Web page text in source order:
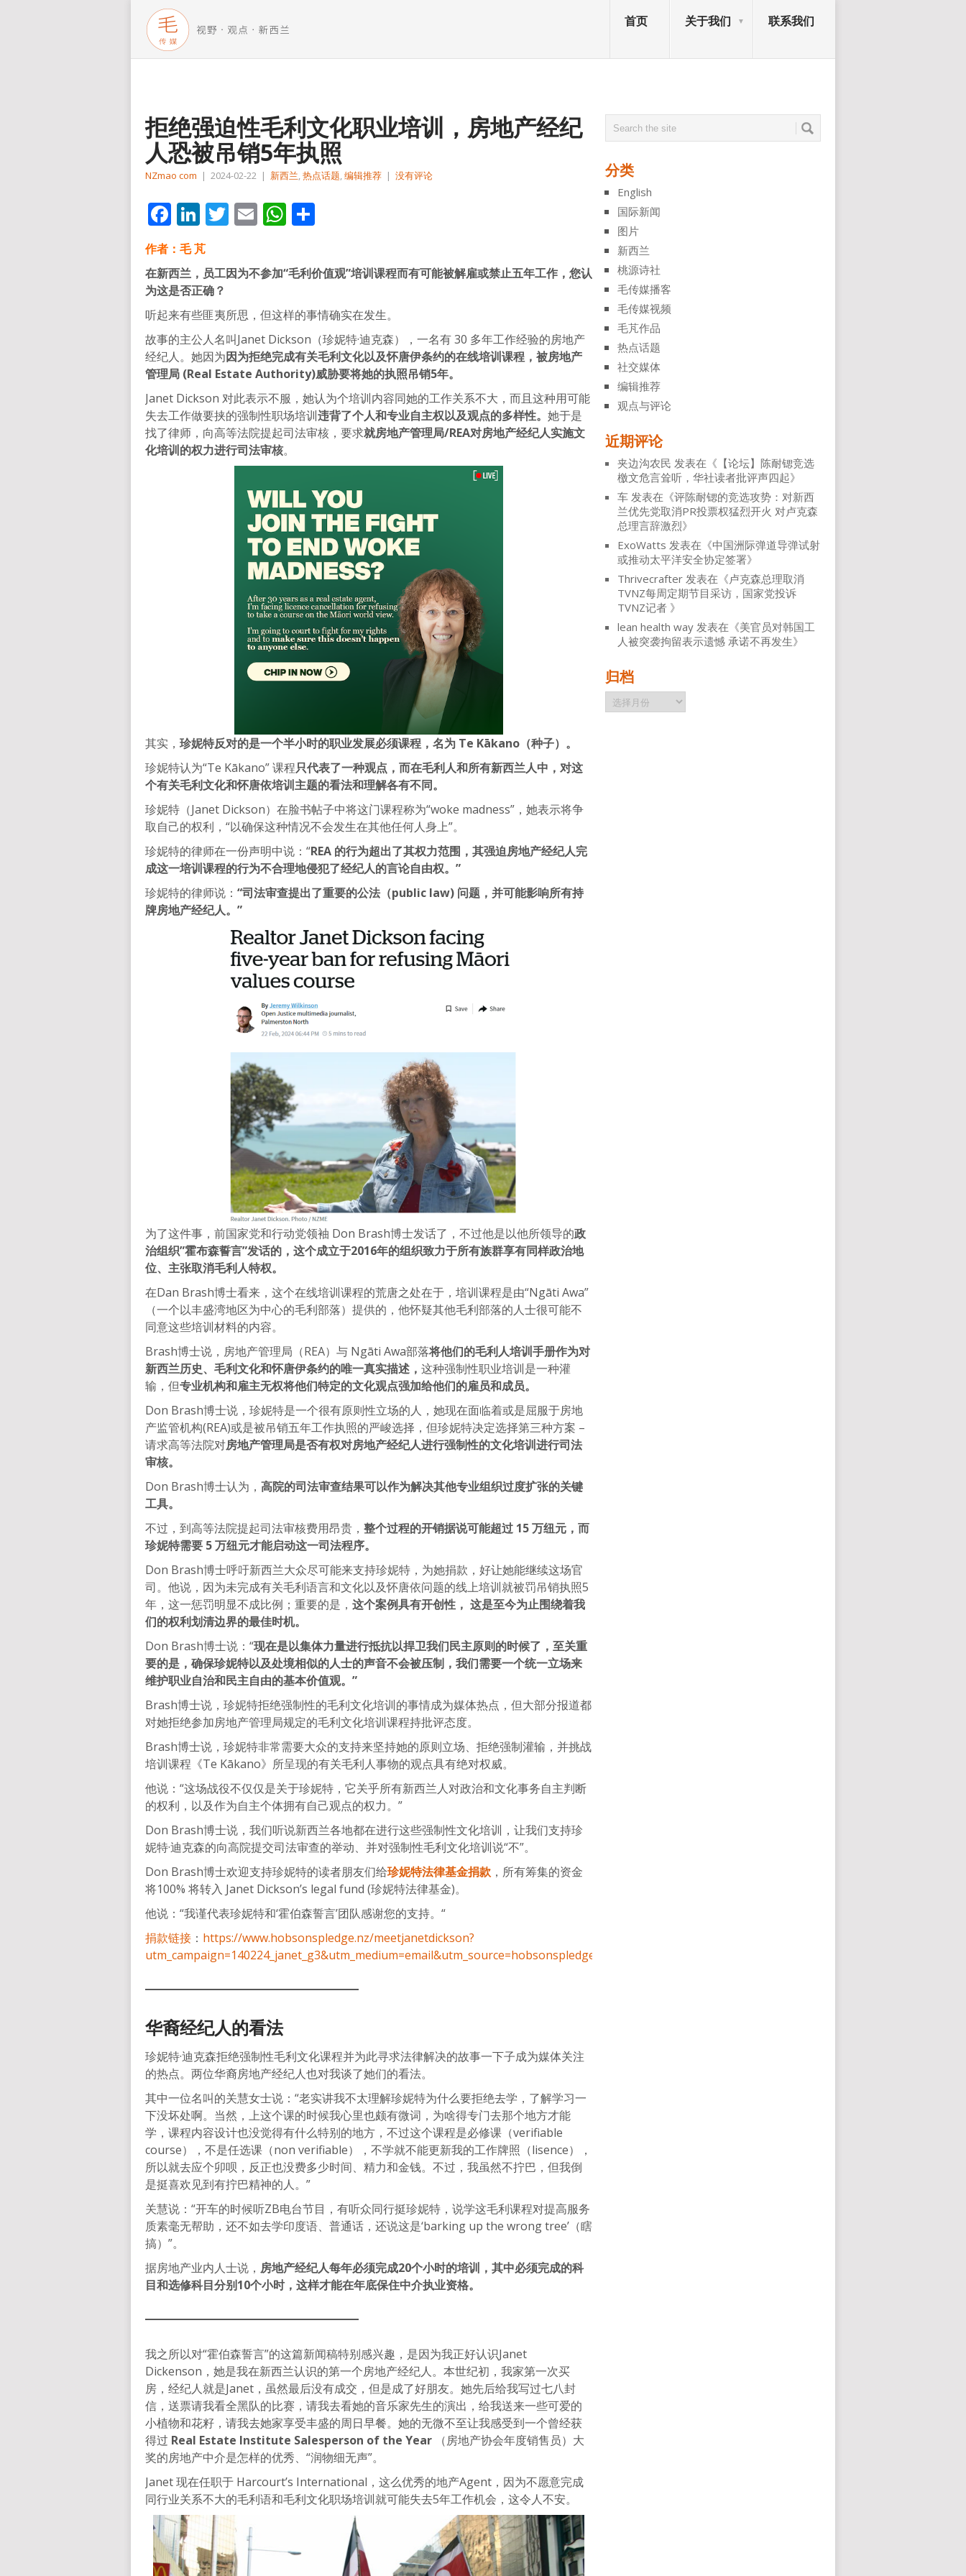
首页 关于我们 联系我们
拒绝强迫性毛利文化职业培训，房地产经纪
人恐被吊销5年执照
NZmao com | 2024-02-22 | 新西兰,热点话题,编辑推荐 | 没有评论
Facebook
LinkedIn
Twitter
EmailWhatsApp
作者：毛 芃
在新西兰，员工因为不参加“毛利价值观”培训课程而有可能被解雇或禁止五年工作，您认
为这是否正确？
听起来有些匪夷所思，但这样的事情确实在发生。
故事的主公人名叫Janet Dickson（珍妮特·迪克森），一名有 30 多年工作经验的房地产
经纪人。她因为因为拒绝完成有关毛利文化以及怀唐伊条约的在线培训课程，被房地产
管理局 (Real Estate Authority)威胁要将她的执照吊销5年。
Janet Dickson 对此表示不服，她认为个培训内容同她的工作关系不大，而且这种用可能
失去工作做要挟的强制性职场培训违背了个人和专业自主权以及观点的多样性。 她于是
找了律师，向高等法院提起司法审核，要求就房地产管理局/REA对房地产经纪人实施文
化培训的权力进行司法审核。
其实， 珍妮特反对的是一个半小时的职业发展必须课程，名为 Te Kākano（种子）。
珍妮特认为“Te Kākano” 课程只代表了一种观点，而在毛利人和所有新西兰人中，对这
个有关毛利文化和怀唐依培训主题的看法和理解各有不同。
珍妮特（Janet Dickson）在脸书帖子中将这门课程称为“woke madness”，她表示将争
取自己的权利，“以确保这种情况不会发生在其他任何人身上”。
珍妮特的律师在一份声明中说：“REA 的行为超出了其权力范围，其强迫房地产经纪人完
成这一培训课程的行为不合理地侵犯了经纪人的言论自由权。”
珍妮特的律师说： “司法审查提出了重要的公法（public law) 问题，并可能影响所有持
牌房地产经纪人。”
为了这件事，前国家党和行动党领袖 Don Brash博士发话了，不过他是以他所领导的政
治组织”霍布森誓言”发话的，这个成立于2016年的组织致力于所有族群享有同样政治地
位、主张取消毛利人特权。
在Dan Brash博士看来，这个在线培训课程的荒唐之处在于，培训课程是由“Ngāti Awa”
（一个以丰盛湾地区为中心的毛利部落）提供的，他怀疑其他毛利部落的人士很可能不
同意这些培训材料的内容。
Brash博士说，房地产管理局（REA）与 Ngāti Awa部落将他们的毛利人培训手册作为对
新西兰历史、毛利文化和怀唐伊条约的唯一真实描述， 这种强制性职业培训是一种灌
输，但专业机构和雇主无权将他们特定的文化观点强加给他们的雇员和成员。
Don Brash博士说，珍妮特是一个很有原则性立场的人，她现在面临着或是屈服于房地
产监管机构(REA)或是被吊销五年工作执照的严峻选择，但珍妮特决定选择第三种方案 –
请求高等法院对房地产管理局是否有权对房地产经纪人进行强制性的文化培训进行司法
审核。
Don Brash博士认为， 高院的司法审查结果可以作为解决其他专业组织过度扩张的关键
工具。
不过，到高等法院提起司法审核费用昂贵， 整个过程的开销据说可能超过 15 万纽元，而
珍妮特需要 5 万纽元才能启动这一司法程序。
Don Brash博士呼吁新西兰大众尽可能来支持珍妮特，为她捐款，好让她能继续这场官
司。他说，因为未完成有关毛利语言和文化以及怀唐依问题的线上培训就被罚吊销执照5
年，这一惩罚明显不成比例；重要的是， 这个案例具有开创性， 这是至今为止围绕着我
们的权利划清边界的最佳时机。
Don Brash博士说：“现在是以集体力量进行抵抗以捍卫我们民主原则的时候了，至关重
要的是，确保珍妮特以及处境相似的人士的声音不会被压制，我们需要一个统一立场来
维护职业自治和民主自由的基本价值观。”
Brash博士说，珍妮特拒绝强制性的毛利文化培训的事情成为媒体热点，但大部分报道都
对她拒绝参加房地产管理局规定的毛利文化培训课程持批评态度。
Brash博士说，珍妮特非常需要大众的支持来坚持她的原则立场、拒绝强制灌输，并挑战
培训课程《Te Kākano》所呈现的有关毛利人事物的观点具有绝对权威。
他说：“这场战役不仅仅是关于珍妮特，它关乎所有新西兰人对政治和文化事务自主判断
的权利，以及作为自主个体拥有自己观点的权力。”
Don Brash博士说，我们听说新西兰各地都在进行这些强制性文化培训，让我们支持珍
妮特·迪克森的向高院提交司法审查的举动、并对强制性毛利文化培训说“不”。
Don Brash博士欢迎支持珍妮特的读者朋友们给珍妮特法律基金捐款 ，所有筹集的资金
将100% 将转入 Janet Dickson’s legal fund (珍妮特法律基金)。
他说：“我谨代表珍妮特和‘霍伯森誓言’团队感谢您的支持。“
捐款链接 ： https://www.hobsonspledge.nz/meetjanetdickson?
utm_campaign=140224_janet_g3&utm_medium=email&utm_source=hobsonspledge
华裔经纪人的看法
珍妮特·迪克森拒绝强制性毛利文化课程并为此寻求法律解决的故事一下子成为媒体关注
的热点。两位华裔房地产经纪人也对我谈了她们的看法。
其中一位名叫的关慧女士说：“老实讲我不太理解珍妮特为什么要拒绝去学，了解学习一
下没坏处啊。当然，上这个课的时候我心里也颇有微词，为啥得专门去那个地方才能
学，课程内容设计也没觉得有什么特别的地方，不过这个课程是必修课（verifiable
course），不是任选课（non verifiable），不学就不能更新我的工作牌照（lisence），
所以就去应个卯呗，反正也没费多少时间、精力和金钱。不过，我虽然不拧巴，但我倒
是挺喜欢见到有拧巴精神的人。”
关慧说：“开车的时候听ZB电台节目，有听众同行挺珍妮特，说学这毛利课程对提高服务
质素毫无帮助，还不如去学印度语、普通话，还说这是‘barking up the wrong tree’（瞎
搞）”。
据房地产业内人士说， 房地产经纪人每年必须完成20个小时的培训，其中必须完成的科
目和选修科目分别10个小时，这样才能在年底保住中介执业资格。
我之所以对“霍伯森誓言”的这篇新闻稿特别感兴趣，是因为我正好认识Janet
Dickenson，她是我在新西兰认识的第一个房地产经纪人。本世纪初，我家第一次买
房，经纪人就是Janet，虽然最后没有成交，但是成了好朋友。她先后给我写过七八封
信，送票请我看全黑队的比赛，请我去看她的音乐家先生的演出，给我送来一些可爱的
小植物和花籽，请我去她家享受丰盛的周日早餐。她的无微不至让我感受到一个曾经获
得过 Real Estate Institute Salesperson of the Year
（房地产协会年度销售员）大
奖的房地产中介是怎样的优秀、“润物细无声”。
Janet 现在任职于 Harcourt’s International，这么优秀的地产Agent，因为不愿意完成
同行业关系不大的毛利语和毛利文化职场培训就可能失去5年工作机会，这令人不安。
分类
English
国际新闻
图片
新西兰
桃源诗社
毛传媒播客
毛传媒视频
毛芃作品
热点话题
社交媒体
编辑推荐
观点与评论
近期评论
夹边沟农民 发表在《 【论坛】陈耐锶竞选
檄文危言耸听，华社读者批评声四起》
车 发表在《评陈耐锶的竞选攻势：对新西
兰优先党取消PR投票权猛烈开火 对卢克森
总理言辞激烈》
ExoWatts 发表在《中国洲际弹道导弹试射
或推动太平洋安全协定签署》
Thrivecrafter 发表在《卢克森总理取消
TVNZ每周定期节目采访，国家党投诉
TVNZ记者 》
lean health way 发表在《美官员对韩国工
人被突袭拘留表示遗憾 承诺不再发生》
归档
归
档